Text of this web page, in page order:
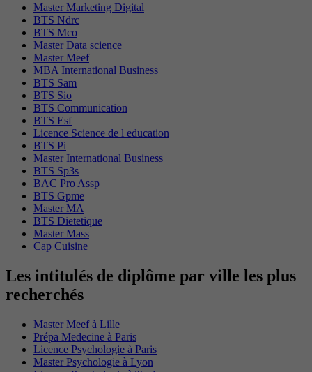
Master Marketing Digital
BTS Ndrc
BTS Mco
Master Data science
Master Meef
MBA International Business
BTS Sam
BTS Sio
BTS Communication
BTS Esf
Licence Science de l education
BTS Pi
Master International Business
BTS Sp3s
BAC Pro Assp
BTS Gpme
Master MA
BTS Dietetique
Master Mass
Cap Cuisine
Les intitulés de diplôme par ville les plus
recherchés
Master Meef à Lille
Prépa Medecine à Paris
Licence Psychologie à Paris
Master Psychologie à Lyon